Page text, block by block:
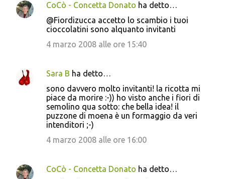
CoCò - Concetta Donato ha detto…
@Fiordizucca accetto lo scambio i tuoi
cioccolatini sono alquanto invitanti
4 marzo 2008 alle ore 15:40
Sara B ha detto…
sono davvero molto invitanti! la ricotta mi
piace da morire :-)) ho visto anche i fiori di
semolino qua sotto: che bella idea! il
puzzone di moena è un formaggio da veri
intenditori ;-)
4 marzo 2008 alle ore 16:00
CoCò - Concetta Donato ha detto…